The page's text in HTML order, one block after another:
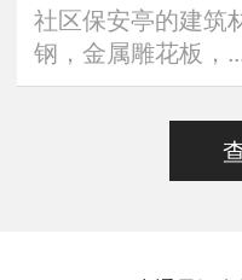
社区保安亭的建筑
钢，金属雕花板，